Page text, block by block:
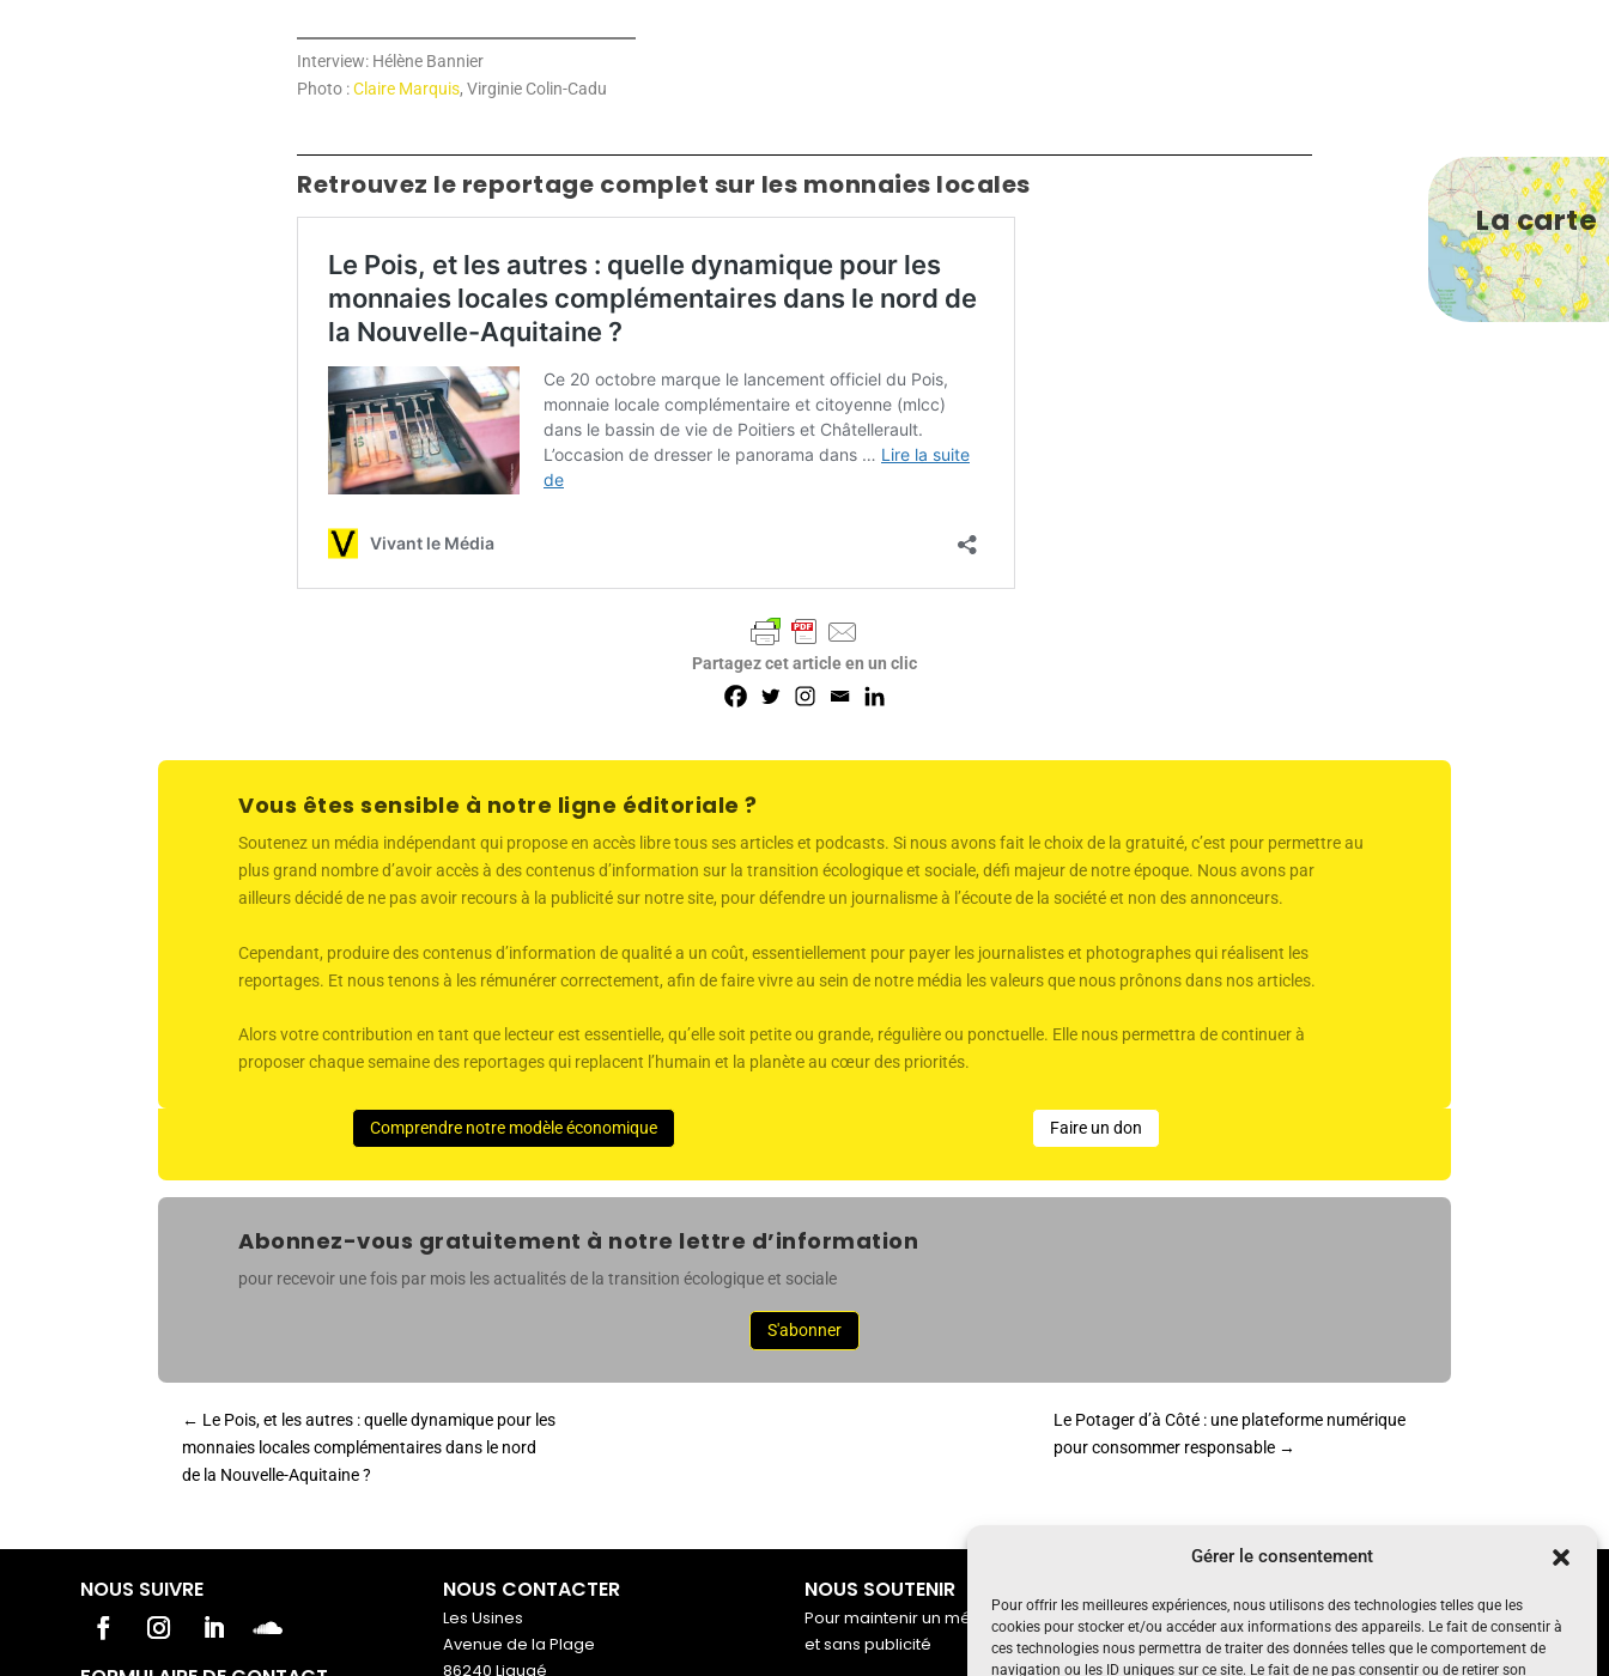
Gérer le consentement
Pour offrir les meilleures expériences, nous utilisons des technologies telles que les
cookies pour stocker et/ou accéder aux informations des appareils. Le fait de consentir à
ces technologies nous permettra de traiter des données telles que le comportement de
navigation ou les ID uniques sur ce site. Le fait de ne pas consentir ou de retirer son
La carte
Interview: Hélène Bannier
Photo :Claire Marquis, Virginie Colin-Cadu
Retrouvez le reportage complet sur les monnaies locales
Partagez cet article en un clic
Vous êtes sensible à notre ligne éditoriale ?
Soutenez un média indépendant qui propose en accès libre tous ses articles et podcasts. Si nous avons fait le choix de la gratuité, c’est pour permettre au
plus grand nombre d’avoir accès à des contenus d’information sur la transition écologique et sociale, défi majeur de notre époque. Nous avons par
ailleurs décidé de ne pas avoir recours à la publicité sur notre site, pour défendre un journalisme à l’écoute de la société et non des annonceurs.
Cependant, produire des contenus d’information de qualité a un coût, essentiellement pour payer les journalistes et photographes qui réalisent les
reportages. Et nous tenons à les rémunérer correctement, afin de faire vivre au sein de notre média les valeurs que nous prônons dans nos articles.
Alors votre contribution en tant que lecteur est essentielle, qu’elle soit petite ou grande, régulière ou ponctuelle. Elle nous permettra de continuer à
proposer chaque semaine des reportages qui replacent l’humain et la planète au cœur des priorités.
Comprendre notre modèle économique Faire un don
Abonnez-vous gratuitement à notre lettre d’information
pour recevoir une fois par mois les actualités de la transition écologique et sociale
S'abonner
← Le Pois, et les autres : quelle dynamique pour les
monnaies locales complémentaires dans le nord
de la Nouvelle-Aquitaine ?
Le Potager d’à Côté : une plateforme numérique
pour consommer responsable→
NOUS SUIVRE NOUS CONTACTER
Les Usines
Avenue de la Plage
86240 Ligugé
NOUS SOUTENIR
Pour maintenir un média indépendant, gratuit
et sans publicité